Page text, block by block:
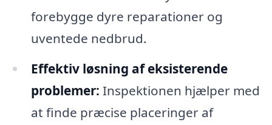
forebygge dyre reparationer og
uventede nedbrud.
Effektiv løsning af eksisterende
problemer: Inspektionen hjælper med
at finde præcise placeringer af